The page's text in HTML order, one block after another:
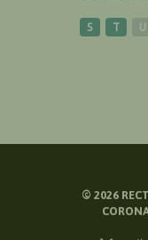
S T U
© 2026